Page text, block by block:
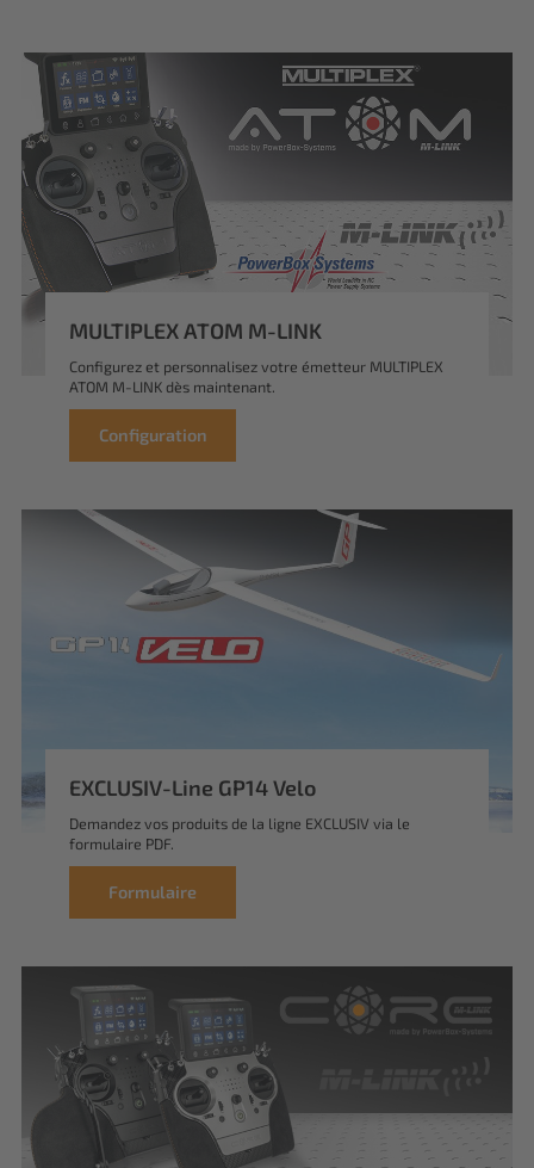
MULTIPLEX ATOM M-LINK
Configurez et personnalisez votre émetteur MULTIPLEX
ATOM M-LINK dès maintenant.
Configuration
EXCLUSIV-Line GP14 Velo
Demandez vos produits de la ligne EXCLUSIV via le
formulaire PDF.
Formulaire